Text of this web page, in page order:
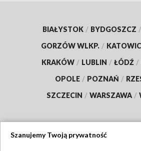
BIAŁYSTOK / BYDGOSZCZ /
GORZÓW WLKP. /
KRAKÓW / LUBLIN / ŁÓDŹ /
OPOLE / POZNAŃ /
SZCZECIN / WARSZAWA /
Szanujemy Twoją prywatność